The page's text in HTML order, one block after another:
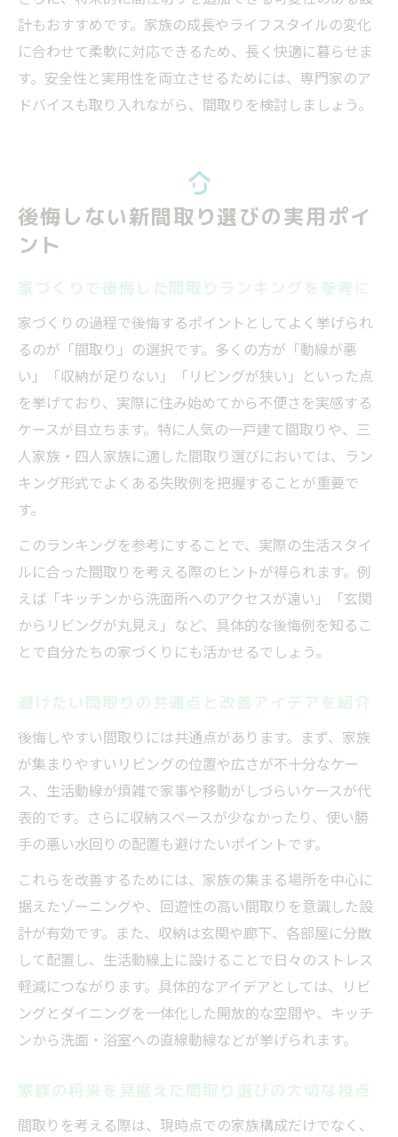
計もおすすめです。家族の成長やライフスタイルの変化
に合わせて柔軟に対応できるため、長く快適に暮らせま
す。安全性と実用性を両立させるためには、専門家のア
ドバイスも取り入れながら、間取りを検討しましょう。
後悔しない新間取り選びの実用ポイ
ント
家づくりで後悔した間取りランキングを参考に
家づくりの過程で後悔するポイントとしてよく挙げられ
るのが「間取り」の選択です。多くの方が「動線が悪
い」「収納が足りない」「リビングが狭い」といった点
を挙げており、実際に住み始めてから不便さを実感する
ケースが目立ちます。特に人気の一戸建て間取りや、三
人家族・四人家族に適した間取り選びにおいては、ラン
キング形式でよくある失敗例を把握することが重要で
す。
このランキングを参考にすることで、実際の生活スタイ
ルに合った間取りを考える際のヒントが得られます。例
えば「キッチンから洗面所へのアクセスが遠い」「玄関
からリビングが丸見え」など、具体的な後悔例を知るこ
とで自分たちの家づくりにも活かせるでしょう。
避けたい間取りの共通点と改善アイデアを紹介
後悔しやすい間取りには共通点があります。まず、家族
が集まりやすいリビングの位置や広さが不十分なケー
ス、生活動線が煩雑で家事や移動がしづらいケースが代
表的です。さらに収納スペースが少なかったり、使い勝
手の悪い水回りの配置も避けたいポイントです。
これらを改善するためには、家族の集まる場所を中心に
据えたゾーニングや、回遊性の高い間取りを意識した設
計が有効です。また、収納は玄関や廊下、各部屋に分散
して配置し、生活動線上に設けることで日々のストレス
軽減につながります。具体的なアイデアとしては、リビ
ングとダイニングを一体化した開放的な空間や、キッチ
ンから洗面・浴室への直線動線などが挙げられます。
家族の将来を見据えた間取り選びの大切な視点
間取りを考える際は、現時点での家族構成だけでなく、